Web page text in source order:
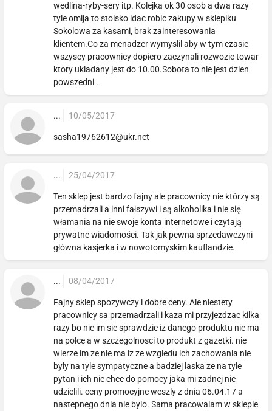
wedlina-ryby-sery itp. Kolejka ok 30 osob a dwa razy
tyle omija to stoisko idac robic zakupy w sklepiku
Sokolowa za kasami, brak zainteresowania
klientem.Co za menadzer wymyslil aby w tym czasie
wszyscy pracownicy dopiero zaczynali rozwozic towar
ktory ukladany jest do 10.00.Sobota to nie jest dzien
powszedni .
... 10/05/2017
sasha19762612@ukr.net
... 25/04/2017
Ten sklep jest bardzo fajny ale pracownicy nie którzy są
przemadrzali a inni fałszywi i są alkoholika i nie się
włamania na nie swoje konta internetowe i czytają
prywatne wiadomości. Tak jak pewna sprzedawczyni
główna kasjerka i w nowotomyskim kauflandzie.
... 08/04/2017
Fajny sklep spozywczy i dobre ceny. Ale niestety
pracownicy sa przemadrzali i kaza mi przyjezdzac kilka
razy bo nie im sie sprawdzic iz danego produktu nie ma
na polce a w szczegolnosci to produkt z gazetki. nie
wierze im ze nie ma iz ze wzgledu ich zachowania nie
byly na tyle sympatyczne a badziej laska ze na tyle
pytan i ich nie chec do pomocy jaka mi zadnej nie
udzielili. ceny promocyjne weszly z dnia 06.04.17 a
nastepnego dnia nie bylo. Sama pracowalam w sklepie